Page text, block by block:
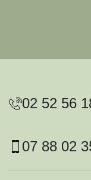
02 52 56
07 88 02